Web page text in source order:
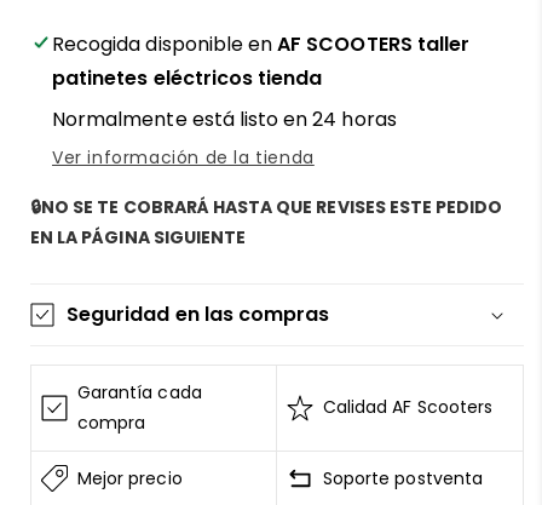
para
infantil
-
El
vehículo
por
AF
para
infantil
-
El
vehículo
recomendado
por
AF
Recogida disponible enAF SCOOTERS taller
patinetes eléctricos tienda
Normalmente está listo en 24 horas
Ver información de la tienda
🔒NO SE TE COBRARÁ HASTA QUE REVISES ESTE PEDIDO
EN LA PÁGINA SIGUIENTE
Seguridad en las compras
La información de las tarjetas se mantiene
segura y sin riesgos
AF SCOOTERS
sigue el Estándar de Seguridad de
Datos para la Industria de Tarjeta de Pago
Todos los datos están cifrados
Garantía cada
compra
Calidad AF Scooters
Mejor precio Soporte postventa